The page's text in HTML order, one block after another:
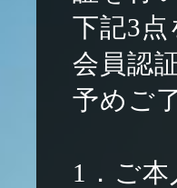
下記3
会員認
予めご
1．ご